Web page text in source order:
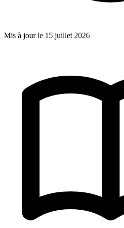
Mis à jour le 15 juillet 2026